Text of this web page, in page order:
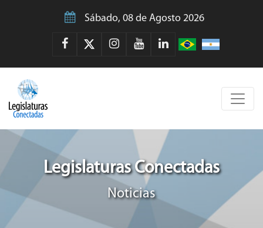
Sábado, 08 de Agosto 2026
Legislaturas Conectadas
Noticias